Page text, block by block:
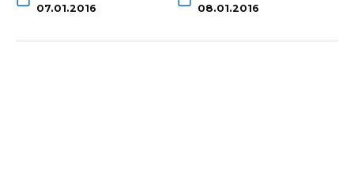
07.01.2016 08.01.2016